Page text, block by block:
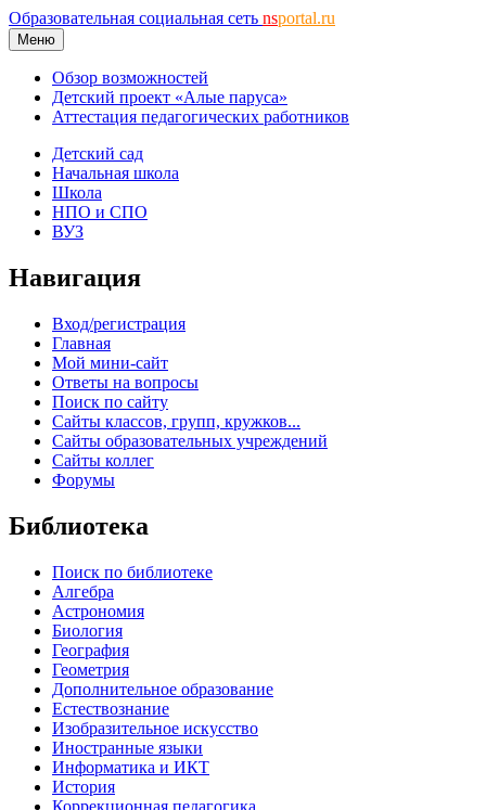
Образовательная социальная сеть nsportal.ru
Меню
Обзор возможностей
Детский проект «Алые паруса»
Аттестация педагогических работников
Детский сад
Начальная школа
Школа
НПО и СПО
ВУЗ
Навигация
Вход/регистрация
Главная
Мой мини-сайт
Ответы на вопросы
Поиск по сайту
Сайты классов, групп, кружков...
Сайты образовательных учреждений
Сайты коллег
Форумы
Библиотека
Поиск по библиотеке
Алгебра
Астрономия
Биология
География
Геометрия
Дополнительное образование
Естествознание
Изобразительное искусство
Иностранные языки
Информатика и ИКТ
История
Коррекционная педагогика